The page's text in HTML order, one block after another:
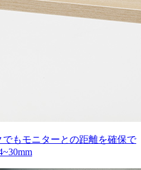
もモニターとの距離を確保で